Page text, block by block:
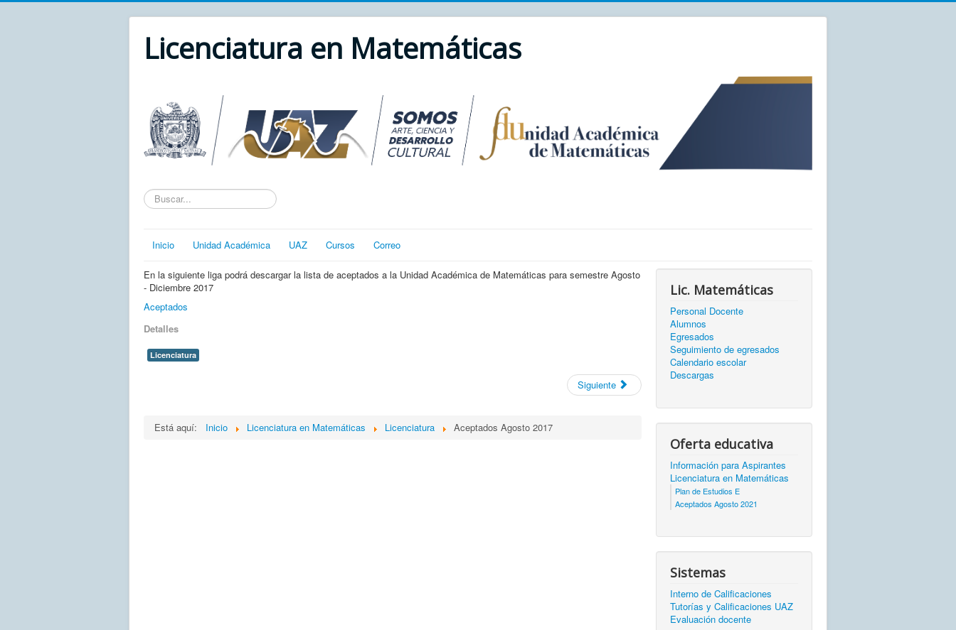
Licenciatura en Matemáticas
Texto
a
Inicio
Unidad Académica UAZ Cursos Correo
En la siguiente liga podrá descargar la lista de aceptados a la Unidad Académica de Matemáticas para semestre Agosto
- Diciembre 2017
Aceptados
Detalles
Licenciatura
Siguiente
Está aquí: Inicio Licenciatura en Matemáticas Licenciatura Aceptados Agosto 2017
Lic. Matemáticas
Personal Docente
Alumnos
Egresados
Seguimiento de egresados
Calendario escolar
Descargas
Oferta educativa
Información para Aspirantes
Licenciatura en Matemáticas
Plan de Estudios E
Aceptados Agosto 2021
Sistemas
Interno de Calificaciones
Tutorías y Calificaciones UAZ
Evaluación docente